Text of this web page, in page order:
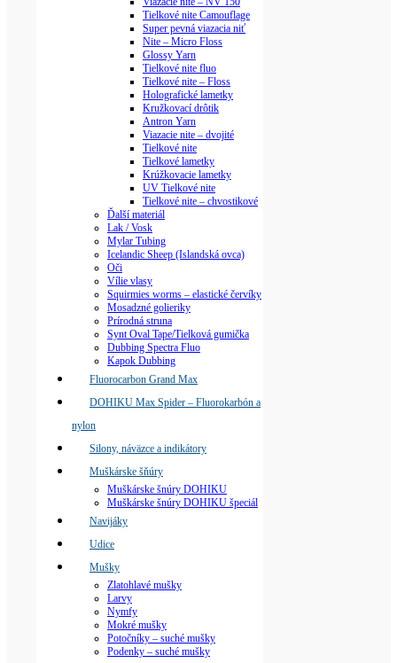
Tielkové nite Camouflage
Super pevná viazacia niť
Nite – Micro Floss
Glossy Yarn
Tielkové nite fluo
Tielkové nite – Floss
Holografické lametky
Kružkovací drôtik
Antron Yarn
Viazacie nite – dvojité
Tielkové nite
Tielkové lametky
Krúžkovacie lametky
UV Tielkové nite
Tielkové nite – chvostikové
Ďalší materiál
Lak / Vosk
Mylar Tubing
Icelandic Sheep (Islandská ovca)
Oči
Vílie vlasy
Squirmies worms – elastické červíky
Mosadzné golieriky
Prírodná struna
Synt Oval Tape/Tielková gumička
Dubbing Spectra Fluo
Kapok Dubbing
Fluorocarbon Grand Max
DOHIKU Max Spider – Fluorokarbón a
nylon
Silony, náväzce a indikátory
Muškárske šňúry
Muškárske šnúry DOHIKU
Muškárske šnúry DOHIKU špeciál
Navijáky
Udice
Mušky
Zlatohlavé mušky
Larvy
Nymfy
Mokré mušky
Potočníky – suché mušky
Podenky – suché mušky